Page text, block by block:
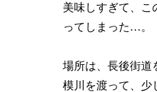
美味しすぎて、こ
ってしまった…。
場所は、長後街道
模川を渡って、少